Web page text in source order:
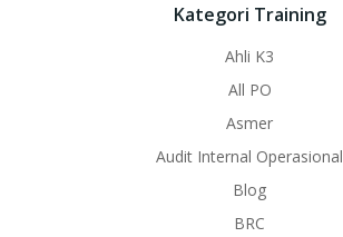
Kategori Training
Ahli K3
All PO
Asmer
Audit Internal Operasional
Blog
BRC